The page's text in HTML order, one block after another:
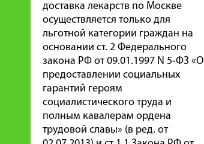
доставка лекарств по Москве
осуществляется только для
льготной категории граждан на
основании ст. 2 Федерального
закона РФ от 09.01.1997 N 5-ФЗ «О
предоставлении социальных
гарантий героям
социалистического труда и
полным кавалерам ордена
трудовой славы» (в ред. от